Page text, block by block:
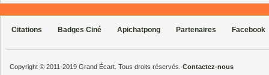
Citations Badges Ciné Apichatpong Partenaires Facebook
Copyright © 2011-2019 Grand Écart. Tous droits réservés. Contactez-nous